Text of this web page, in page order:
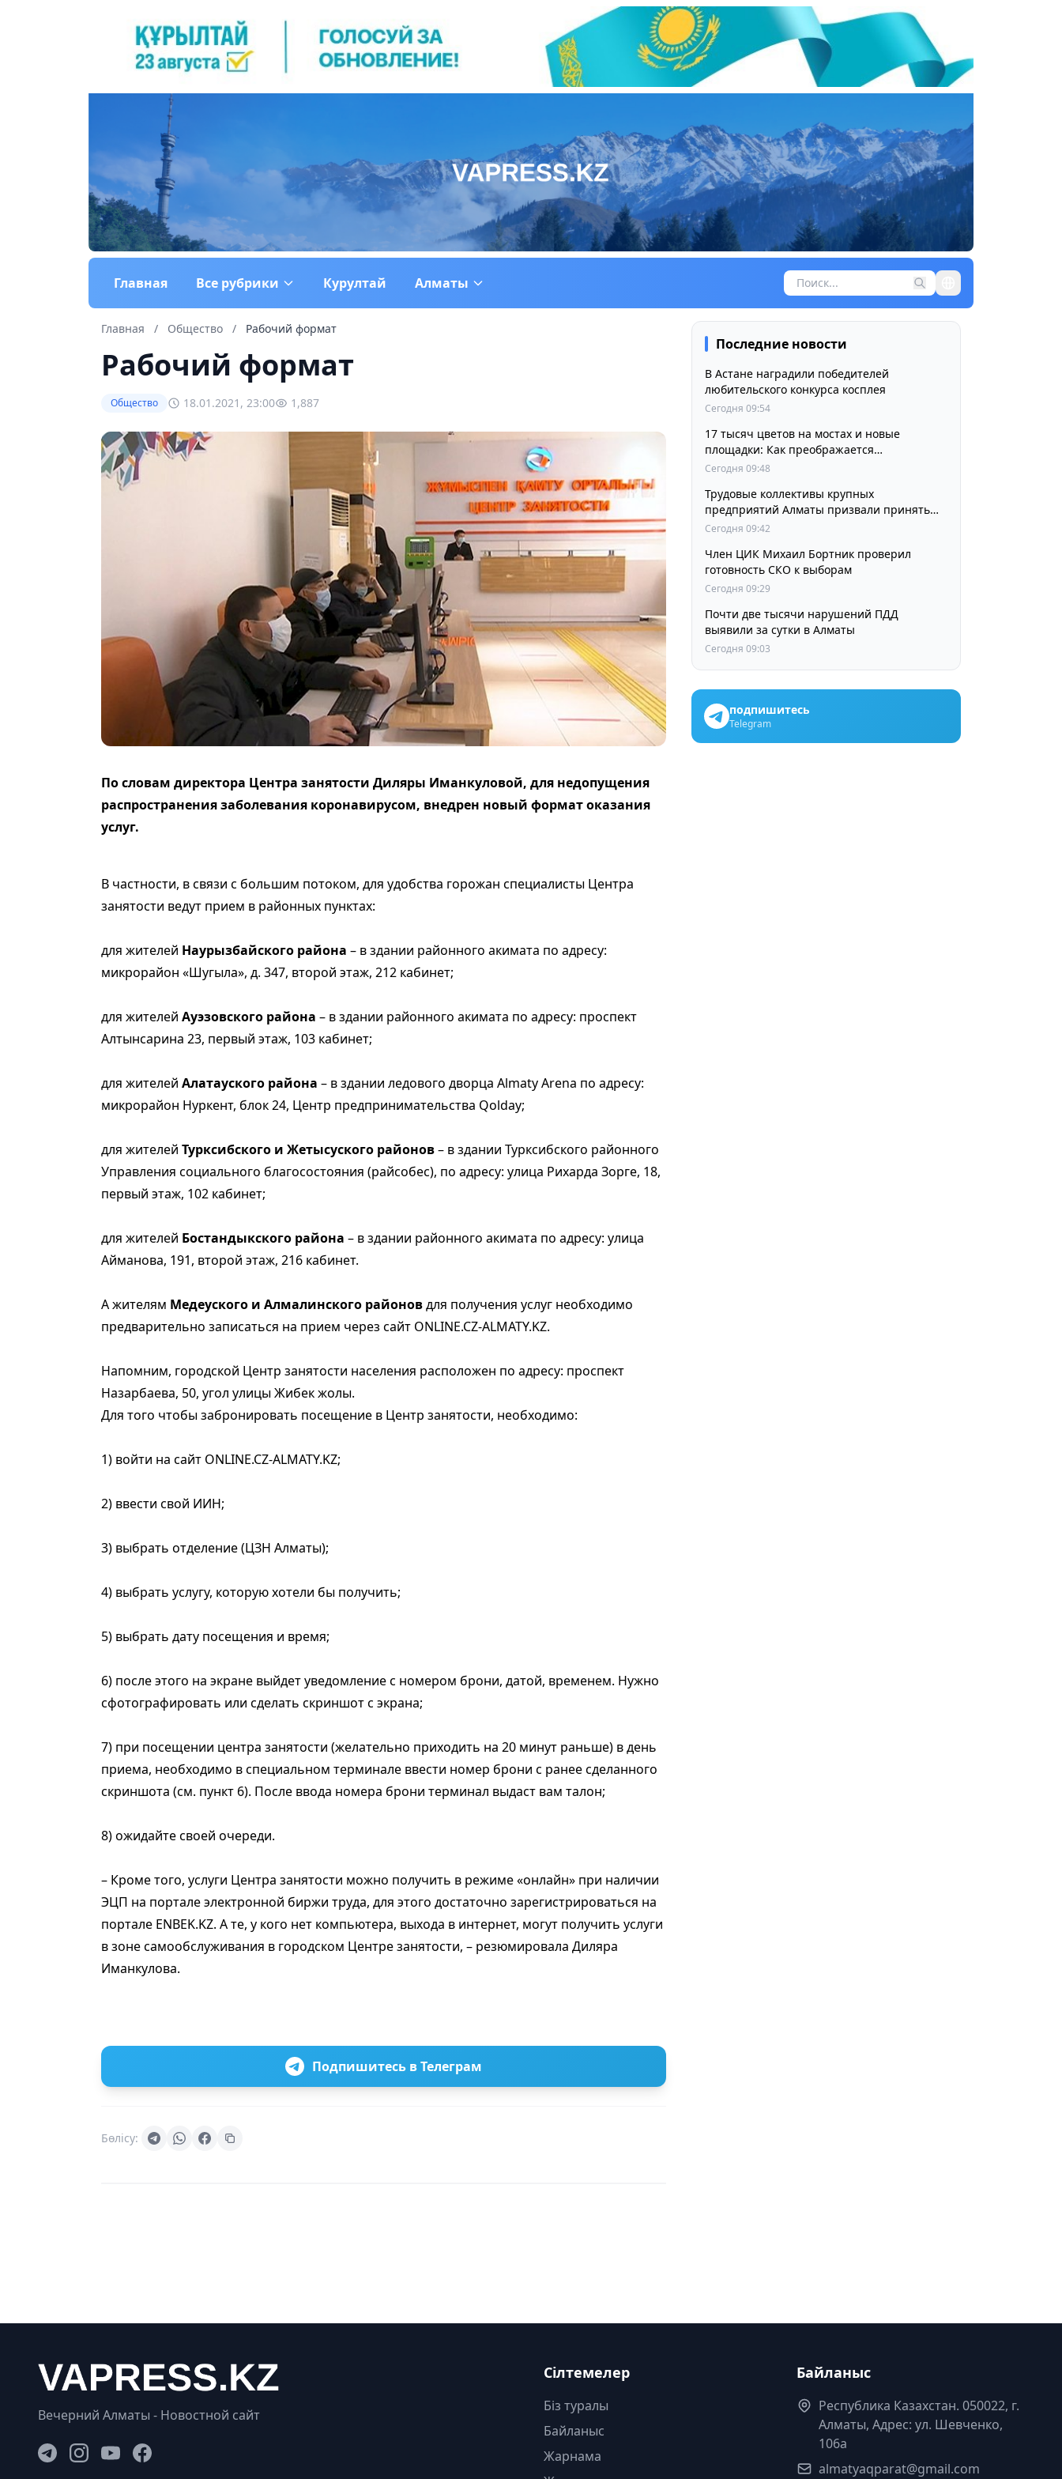
Главная Все рубрики Курултай Алматы
Главная / Общество / Рабочий формат
Рабочий формат
Общество 18.01.2021, 23:00 1,887
По словам директора Центра занятости Диляры Иманкуловой, для недопущения
распространения заболевания коронавирусом, внедрен новый формат оказания
услуг.
В частности, в связи с большим потоком, для удобства горожан специа­листы Центра
занятости ведут прием в районных пунктах:
для жителей Наурыз­байского района – в здании районного акимата по адресу:
микрорайон «Шугыла», д. 347, второй этаж, 212 кабинет;
для жителей Ауэзовского района – в здании районного акимата по адресу: проспект
Алтынсарина 23, первый этаж, 103 кабинет;
для жителей Алатауского района – в здании ледового дворца Almaty Arena по адресу:
микрорайон Нуркент, блок 24, Центр предпринимательства Qolday;
для жителей Турксибского и Жетысуского районов– в здании Турксибского районного
Управления социального благосостояния (райсобес), по адресу: улица Рихарда Зорге, 18,
первый этаж, 102 кабинет;
для жителей Бостан­дыкского района – в здании районного акимата по адресу: улица
Айманова, 191, второй этаж, 216 кабинет.
А жителям Медеуского и Алмалинского районовдля получения услуг необходимо
предварительно записаться на прием через сайт ONLINE.CZ-ALMATY.KZ.
Напомним, городской Центр занятости населения расположен по адресу: проспект
Назарбаева, 50, угол улицы Жибек жолы.
Для того чтобы забронировать посещение в Центр занятости, необходимо:
1) войти на сайт ONLINE.CZ-ALMATY.KZ;
2) ввести свой ИИН;
3) выбрать отделение (ЦЗН Алматы);
4) выбрать услугу, которую хотели бы получить;
5) выбрать дату посещения и время;
6) после этого на экране выйдет уведомление с номером брони, датой, временем. Нужно
сфотографировать или сделать скриншот с экрана;
7) при посещении центра занятости (желательно приходить на 20 минут раньше) в день
приема, необходимо в специальном терминале ввести номер брони с ранее сделанного
скриншота (см. пункт 6). После ввода номера брони терминал выдаст вам талон;
8) ожидайте своей очереди.
– Кроме того, услуги Центра занятости можно получить в режиме «онлайн» при наличии
ЭЦП на портале электронной биржи труда, для этого достаточно зарегистрироваться на
портале ENBEK.KZ. А те, у кого нет компьютера, выхода в интернет, могут получить услуги
в зоне самообслуживания в городском Центре занятости, – резюмировала Диляра
Иманкулова.
Подпишитесь в Телеграм
Бөлісу:
Последние новости
В Астане наградили победителей
любительского конкурса косплея
Сегодня 09:54
17 тысяч цветов на мостах и новые
площадки: Как преображается
Наурызбайский район
Сегодня 09:48
Трудовые коллективы крупных
предприятий Алматы призвали принять
участие в выборах членов Курултая
Сегодня 09:42
Член ЦИК Михаил Бортник проверил
готовность СКО к выборам
Сегодня 09:29
Почти две тысячи нарушений ПДД
выявили за сутки в Алматы
Сегодня 09:03
подпишитесь
Telegram
Вечерний Алматы - Новостной сайт
Сілтемелер
Біз туралы
Байланыс
Жарнама
Байланыс
Республика Казахстан. 050022, г.
Алматы, Адрес: ул. Шевченко,
106а
almatyaqparat@gmail.com